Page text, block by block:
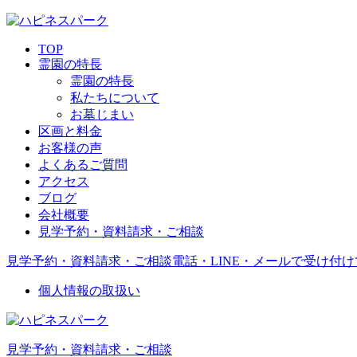
TOP
霊園の特長
霊園の特長
私たちについて
お墓じまい
区画と料金
お客様の声
よくあるご質問
アクセス
ブログ
会社概要
見学予約・資料請求・ご相談
見学予約・資料請求・ご相談電話・LINE・メールで受け付け
個人情報の取扱い
見学予約・資料請求・ご相談